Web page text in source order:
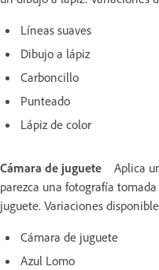
Líneas suaves
Dibujo a lápiz
Carboncillo
Punteado
Lápiz de color
Cámara de juguete
Aplica
parezca una fotografía
juguete. Variaciones
Cámara de juguete
Azul Lomo